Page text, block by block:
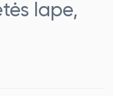
lape,